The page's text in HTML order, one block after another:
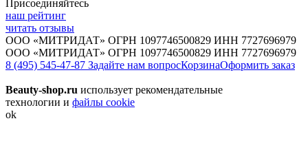
Присоединяйтесь
наш рейтинг
читать отзывы
ООО «МИТРИДАТ» ОГРН 1097746500829 ИНН 7727696979
ООО «МИТРИДАТ» ОГРН 1097746500829 ИНН 7727696979
8 (495) 545-47-87 Задайте нам вопросКорзинаОформить заказ
Beauty-shop.ru использует рекомендательные
технологии и файлы cookie
ok